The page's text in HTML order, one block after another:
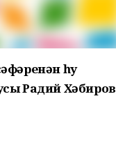
һуң
Радий Хәбиров